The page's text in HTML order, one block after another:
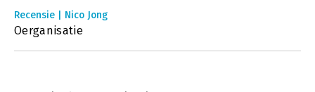
Recensie | Nico Jong
Oerganisatie